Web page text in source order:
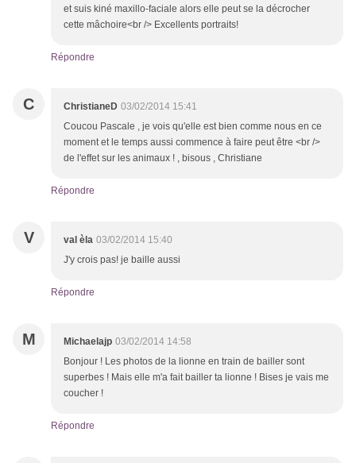
et suis kiné maxillo-faciale alors elle peut se la décrocher
cette mâchoire<br /> Excellents portraits!
Répondre
C ChristianeD 03/02/2014 15:41
Coucou Pascale , je vois qu'elle est bien comme nous en ce
moment et le temps aussi commence à faire peut être <br />
de l'effet sur les animaux ! , bisous , Christiane
Répondre
V val èla 03/02/2014 15:40
J'y crois pas! je baille aussi
Répondre
M Michaelajp 03/02/2014 14:58
Bonjour ! Les photos de la lionne en train de bailler sont
superbes ! Mais elle m'a fait bailler ta lionne ! Bises je vais me
coucher !
Répondre